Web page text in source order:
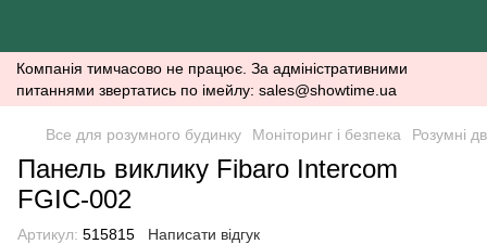
Компанія тимчасово не працює. За адміністративними
питаннями звертатись по імейлу: sales@showtime.ua
Все для розумного будинку Моніторинг і безпека Розумні
Панель виклику Fibaro Intercom
FGIC-002
Артикул: 515815 Написати відгук